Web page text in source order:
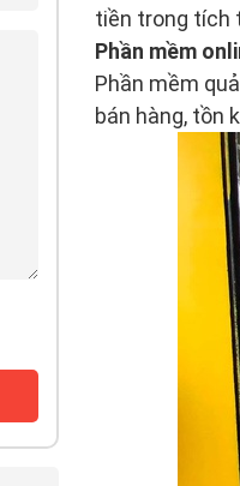
tiền trong tích
Phần mềm
Phần mềm
bán hàng, tồn